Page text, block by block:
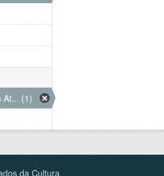
At... (1)
da Cultura